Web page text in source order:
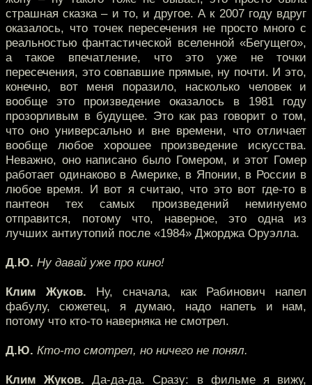
страшная сказка – и то, и другое. А к 2007 году вдруг
оказалось, что точек пересечения не просто много с
реальностью фантастической вселенной «Бегущего»,
а такое впечатление, что это уже не точки
пересечения, это совпавшие прямые, ну почти. И это,
конечно, вот меня поразило, насколько человек и
вообще это произведение оказалось в 1981 году
прозорливым в будущее. Это как раз говорит о том,
что оно универсально и вне времени, что отличает
вообще любое хорошее произведение искусства.
Неважно, оно написано было Гомером, и этот Гомер
работает одинаково в Америке, в Японии, в России в
любое время. И вот я считаю, что это вот где-то в
пантеон тех самых произведений неминуемо
отправится, потому что, наверное, это одна из
лучших антиутопий после «1984» Джорджа Оруэлла.
Д.Ю. Ну давай уже про кино!
Клим Жуков. Ну, сначала, как Рабинович напел
фабулу, сюжетец, я думаю, надо напеть и нам,
потому что кто-то наверняка не смотрел.
Д.Ю. Кто-то смотрел, но ничего не понял.
Клим Жуков. Да-да-да. Сразу: в фильме я вижу,